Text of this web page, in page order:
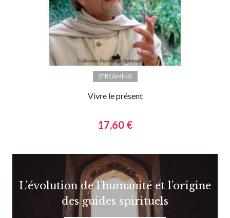
STREAMING
Vivre le présent
17,60 €
L'évolution de l’humanité et l’origine
des guides spirituels